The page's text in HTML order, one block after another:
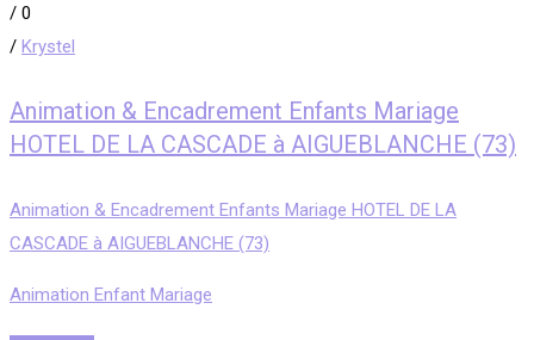
/ 0
/ Krystel
Animation & Encadrement Enfants Mariage
HOTEL DE LA CASCADE à AIGUEBLANCHE (73)
Animation & Encadrement Enfants Mariage HOTEL DE LA
CASCADE à AIGUEBLANCHE (73)
Animation Enfant Mariage